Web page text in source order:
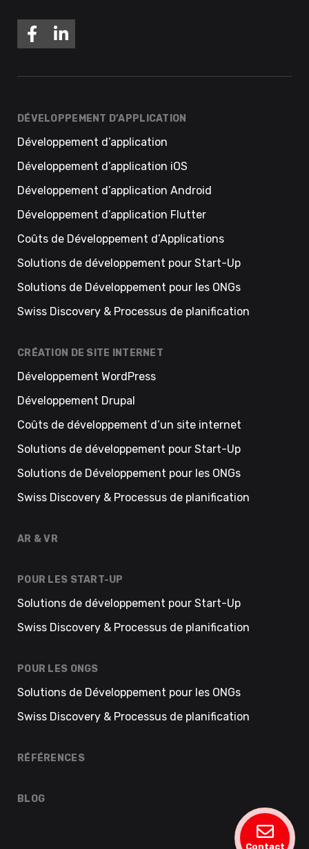
Contact
DÉVELOPPEMENT D’APPLICATION
Développement d’application
Développement d’application iOS
Développement d’application Android
Développement d’application Flutter
Coûts de Développement d’Applications
Solutions de développement pour Start-Up
Solutions de Développement pour les ONGs
Swiss Discovery & Processus de planification
CRÉATION DE SITE INTERNET
Développement WordPress
Développement Drupal
Coûts de développement d’un site internet
Solutions de développement pour Start-Up
Solutions de Développement pour les ONGs
Swiss Discovery & Processus de planification
AR & VR
POUR LES START-UP
Solutions de développement pour Start-Up
Swiss Discovery & Processus de planification
POUR LES ONGS
Solutions de Développement pour les ONGs
Swiss Discovery & Processus de planification
RÉFÉRENCES
BLOG